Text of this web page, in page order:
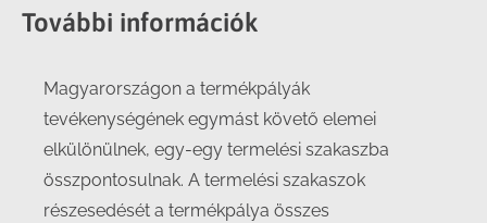
További információk
Magyarországon a termékpályák
tevékenységének egymást követő elemei
elkülönülnek, egy-egy termelési szakaszba
összpontosulnak. A termelési szakaszok
részesedését a termékpálya összes